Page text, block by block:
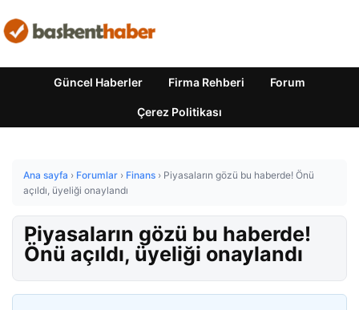
Güncel Haberler Firma Rehberi Forum
Çerez Politikası
Ana sayfa › Forumlar › Finans › Piyasaların gözü bu haberde! Önü
açıldı, üyeliği onaylandı
Piyasaların gözü bu haberde!
Önü açıldı, üyeliği onaylandı